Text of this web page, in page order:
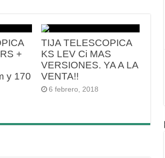
+
y 170
TIJA TELESCOPICA
KS LEV Ci MAS
VERSIONES. YA A LA
VENTA!!
6 febrero, 2018